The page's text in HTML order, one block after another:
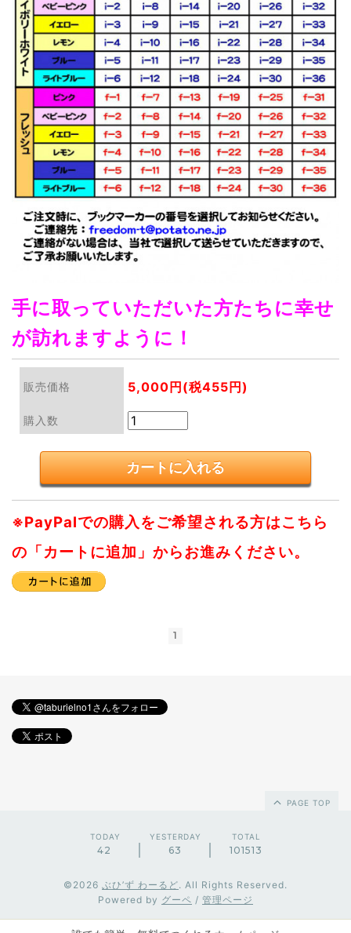
手に取っていただいた方たちに幸せ
が訪れますように！
販売価格 5,000円(税455円)
購入数
※PayPalでの購入をご希望される方はこちら
の「カートに追加」からお進みください。
1
PAGE TOP
TODAY
42
YESTERDAY
63
TOTAL
101513
©2026 ぶひ’ず わーるど. All Rights Reserved.
Powered by グーペ / 管理ページ